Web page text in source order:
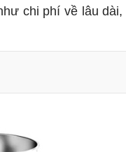
chi phí về lâu dài,